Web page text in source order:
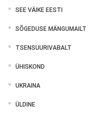
SEE VÄIKE EESTI
SÕGEDUSE MÄNGUMAILT
TSENSUURIVABALT
ÜHISKOND
UKRAINA
ÜLDINE